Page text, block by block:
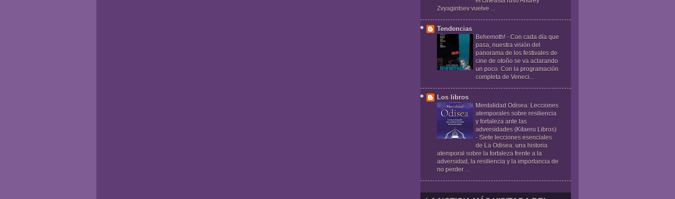
Zvyagintsev vuelve ...
Tendencias
Behemoth! - Con cada día que
pasa, nuestra visión del
panorama de los festivales de
cine de otoño se va aclarando
un poco. Con la programación
completa de Veneci...
Los libros
Mentalidad Odisea: Lecciones
atemporales sobre resiliencia
y fortaleza ante las
adversidades (Kitaeru Libros)
- Siete lecciones esenciales
de La Odisea: una historia
atemporal sobre la fortaleza frente a la
adversidad, la resiliencia y la importancia de
no perder ...